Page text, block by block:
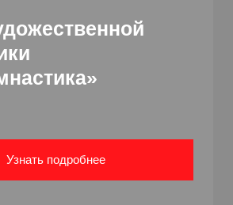
Узнать подробнее